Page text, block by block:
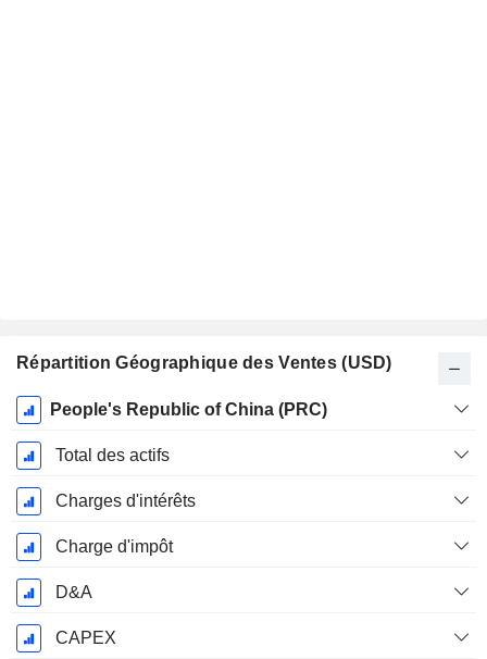
Répartition Géographique des Ventes (USD)
Période
Fiscale:
Décembre
People's Republic of China (PRC)
Total des actifs
Charges d'intérêts
Charge d'impôt
D&A
CAPEX